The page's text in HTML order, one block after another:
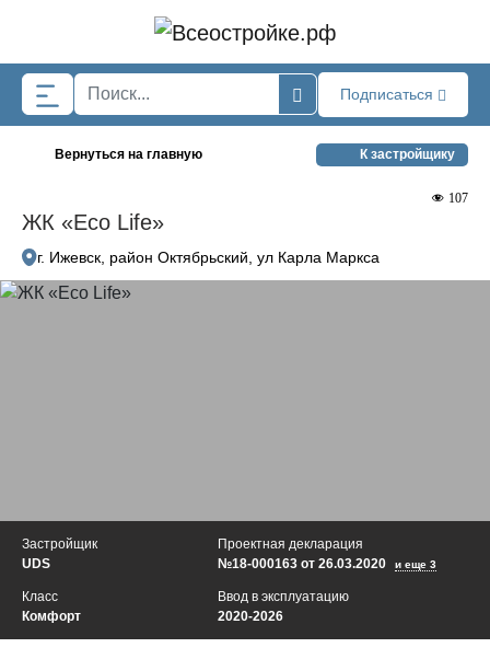
Подписаться
Вернуться на главную К застройщику
ЖК «Eco Life»
107
г. Ижевск, район Октябрьский, ул Карла Маркса
Застройщик
UDS
Проектная декларация
№18-000163 от 26.03.2020
и еще 3
Ввод в эксплуатацию
2020-2026
Класс
Комфорт